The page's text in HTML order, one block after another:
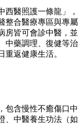
西醫照護一條龍」，
整合醫療專區與專屬
房皆可會診中醫，並
中藥調理、復健等治
返健康生活。
包含慢性不癒傷口中
、中醫養生功法（如